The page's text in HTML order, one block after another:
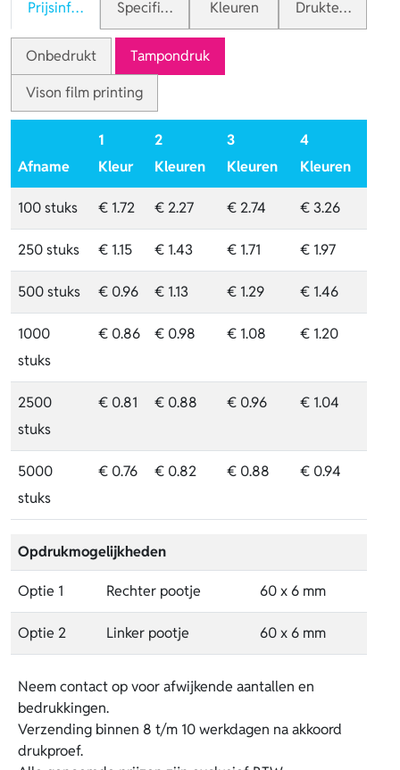
PrijsinformatieSpecificaties Kleuren Druktechnieken
Onbedrukt
Tampondruk
Vison film printing
Afname
1
Kleur
2
Kleuren
3
Kleuren
4
Kleuren
100 stuks € 1.72 € 2.27 € 2.74 € 3.26
250 stuks € 1.15 € 1.43 € 1.71 € 1.97
500 stuks € 0.96 € 1.13 € 1.29 € 1.46
1000
stuks
€ 0.86 € 0.98 € 1.08 € 1.20
2500
stuks
€ 0.81 € 0.88 € 0.96 € 1.04
5000
stuks
€ 0.76 € 0.82 € 0.88 € 0.94
Opdrukmogelijkheden
Optie 1 Rechter pootje 60 x 6 mm
Optie 2 Linker pootje 60 x 6 mm
Neem contact op voor afwijkende aantallen en
bedrukkingen.
Verzending binnen 8 t/m 10 werkdagen na akkoord
drukproef.